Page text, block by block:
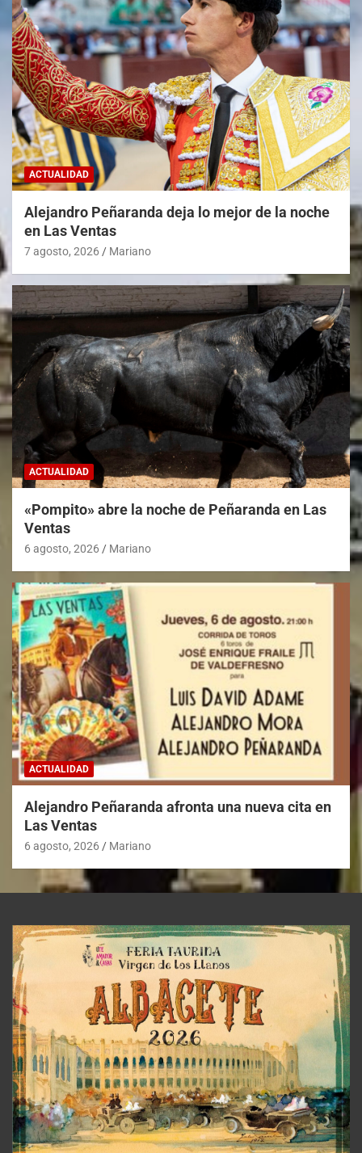
ACTUALIDAD
Alejandro Peñaranda deja lo mejor de la noche
en Las Ventas
7 agosto, 2026 Mariano
ACTUALIDAD
«Pompito» abre la noche de Peñaranda en Las
Ventas
6 agosto, 2026 Mariano
ACTUALIDAD
Alejandro Peñaranda afronta una nueva cita en
Las Ventas
6 agosto, 2026 Mariano